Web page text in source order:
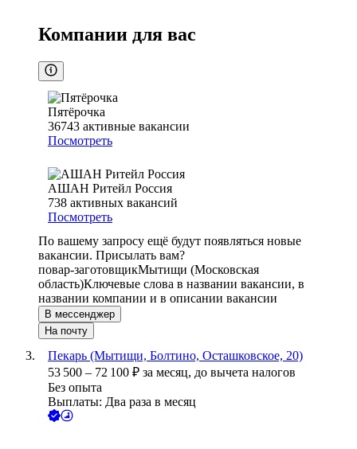
Компании для вас
Пятёрочка
36743 активные вакансии
Посмотреть
АШАН Ритейл Россия
738 активных вакансий
Посмотреть
По вашему запросу ещё будут появляться новые
вакансии. Присылать вам?
повар-заготовщикМытищи (Московская
область)Ключевые слова в названии вакансии, в
названии компании и в описании вакансии
В мессенджер
На почту
Пекарь (Мытищи, Болтино, Осташковское, 20)
53 500 – 72 100 ₽ за месяц, до вычета налогов
Без опыта
Выплаты: Два раза в месяц